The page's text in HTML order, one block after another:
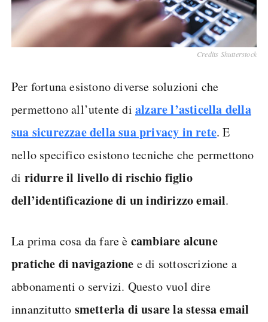
Credits Shutterstock
Per fortuna esistono diverse soluzioni che
permettono all’utente di alzare l’asticella della
sua sicurezzae della sua privacy in rete. E
nello specifico esistono tecniche che permettono
di ridurre il livello di rischio figlio
dell’identificazione di un indirizzo email.
La prima cosa da fare è cambiare alcune
pratiche di navigazione e di sottoscrizione a
abbonamenti o servizi. Questo vuol dire
innanzitutto smetterla di usare la stessa email